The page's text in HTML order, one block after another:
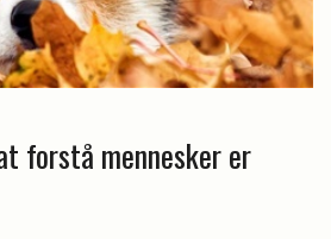
forstå mennesker er